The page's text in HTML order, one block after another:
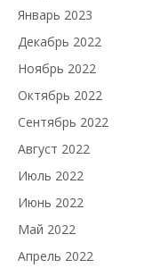
Январь 2023
Декабрь 2022
Ноябрь 2022
Октябрь 2022
Сентябрь 2022
Август 2022
Июль 2022
Июнь 2022
Май 2022
Апрель 2022